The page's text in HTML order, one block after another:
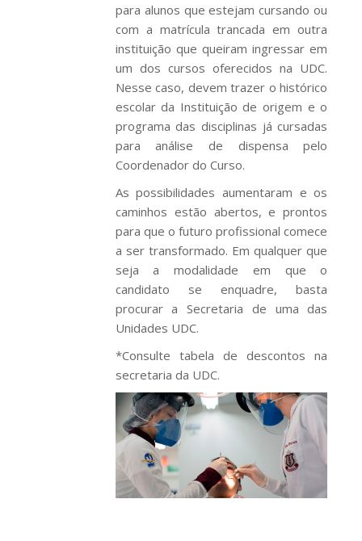
para alunos que estejam cursando ou
com a matrícula trancada em outra
instituição que queiram ingressar em
um dos cursos oferecidos na UDC.
Nesse caso, devem trazer o histórico
escolar da Instituição de origem e o
programa das disciplinas já cursadas
para análise de dispensa pelo
Coordenador do Curso.
As possibilidades aumentaram e os
caminhos estão abertos, e prontos
para que o futuro profissional comece
a ser transformado. Em qualquer que
seja a modalidade em que o
candidato se enquadre, basta
procurar a Secretaria de uma das
Unidades UDC.
*Consulte tabela de descontos na
secretaria da UDC.